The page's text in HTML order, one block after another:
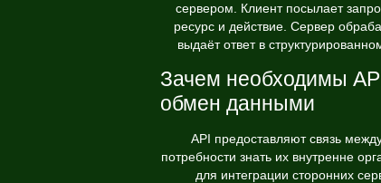
сервером. Клиент посылает
ресурс и действие. Сервер
выдаёт ответ в
Зачем необходимы
обмен данными
API предоставляют связь
потребности знать их внутренне
для интеграции сторонних